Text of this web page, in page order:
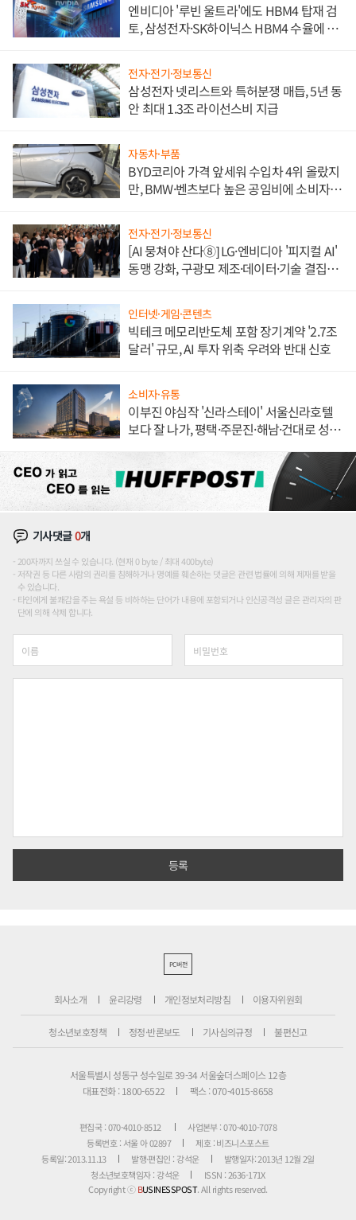
엔비디아 '루빈 울트라'에도 HBM4 탑재 검
토, 삼성전자·SK하이닉스 HBM4 수율에 주
전자·전기·정보통신
삼성전자 넷리스트와 특허분쟁 매듭, 5년 동
안 최대 1.3조 라이선스비 지급
자동차·부품
BYD코리아 가격 앞세워 수입차 4위 올랐지
만, BMW·벤츠보다 높은 공임비에 소비자
전자·전기·정보통신
[AI 뭉쳐야 산다⑧] LG·엔비디아 '피지컬 AI'
동맹 강화, 구광모 제조·데이터·기술 결집
인터넷·게임·콘텐츠
빅테크 메모리반도체 포함 장기계약 '2.7조
달러' 규모, AI 투자 위축 우려와 반대 신호
소비자·유통
이부진 야심작 '신라스테이' 서울신라호텔
보다 잘 나가, 평택·주문진·해남·건대로 성
기사댓글0개
200자까지 쓰실 수 있습니다. (현재 0 byte / 최대 400byte)
저작권 등 다른 사람의 권리를 침해하거나 명예를 훼손하는 댓글은 관련 법률에 의해 제재를 받을
수 있습니다.
타인에게 불쾌감을 주는 욕설 등 비하하는 단어가 내용에 포함되거나 인신공격성 글은 관리자의 판
단에 의해 삭제 합니다.
PC버전
회사소개 윤리강령 개인정보처리방침 이용자위원회
청소년보호정책 정정·반론보도 기사심의규정 불편신고
서울특별시 성동구 성수일로 39-34 서울숲더스페이스 12층
대표전화 : 1800-6522
팩스 : 070-4015-8658
편집국 : 070-4010-8512
사업본부 : 070-4010-7078
등록번호 : 서울 아 02897
제호 : 비즈니스포스트
등록일: 2013.11.13
발행·편집인 : 강석운
발행일자: 2013년 12월 2일
청소년보호책임자 : 강석운
ISSN : 2636-171X
Copyright ⓒBUSINESSPOST. All rights reserved.